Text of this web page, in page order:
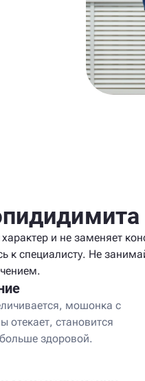
и не заменяет
к специалисту. Не
мошонка с
отекает, становится
здоровой.